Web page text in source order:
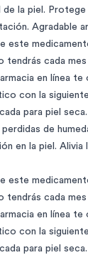
de la piel.
Agradable
este
tendrás cada
en línea
con la
para piel
de
en la piel. Alivia
este
tendrás cada
en línea
con la
para piel